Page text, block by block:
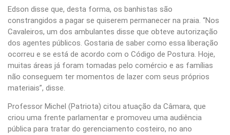
Edson disse que, desta forma, os banhistas são
constrangidos a pagar se quiserem permanecer na praia. “Nos
Cavaleiros, um dos ambulantes disse que obteve autorização
dos agentes públicos. Gostaria de saber como essa liberação
ocorreu e se está de acordo com o Código de Postura. Hoje,
muitas áreas já foram tomadas pelo comércio e as famílias
não conseguem ter momentos de lazer com seus próprios
materiais”, disse.
Professor Michel (Patriota) citou atuação da Câmara, que
criou uma frente parlamentar e promoveu uma audiência
pública para tratar do gerenciamento costeiro, no ano